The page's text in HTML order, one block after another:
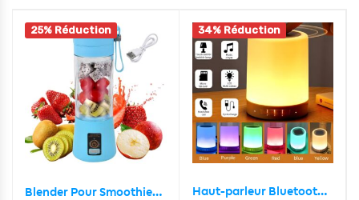
25% Réduction
Blender Pour Smoothies Portable Ultra Puissant – Rechargeable
34% Réduction
Haut-parleur Bluetooth + veilleuse tactile LED colorée /AUX / TF CART/USB